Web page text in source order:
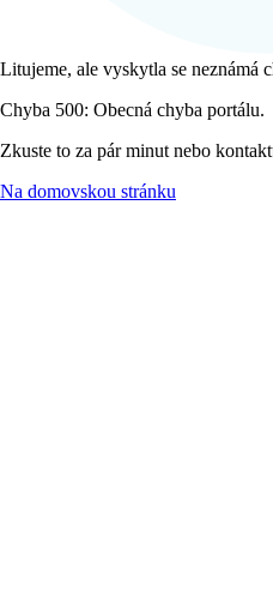
Litujeme, ale vyskytla se neznámá
Chyba 500: Obecná chyba portálu.
Zkuste to za pár minut nebo
Na domovskou stránku